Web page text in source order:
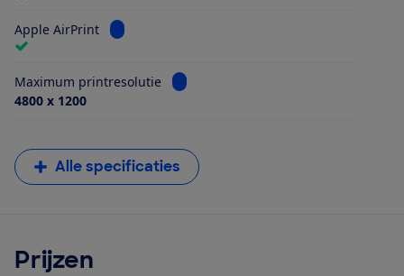
Apple AirPrint Bekijk informatie voor Apple AirPrint
Maximum printresolutie
Bekijk informatie voor Maximum
4800 x 1200
Alle specificaties
Prijzen